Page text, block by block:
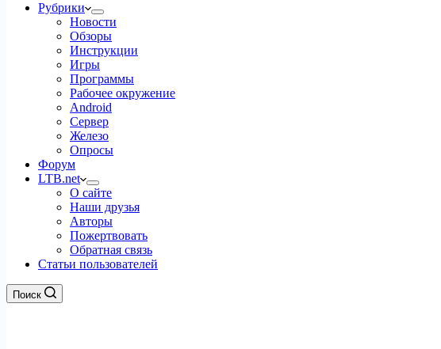
Рубрики
Новости
Обзоры
Инструкции
Игры
Программы
Рабочее окружение
Android
Сервер
Железо
Опросы
Форум
LTB.net
О сайте
Наши друзья
Авторы
Пожертвовать
Обратная связь
Статьи пользователей
Поиск